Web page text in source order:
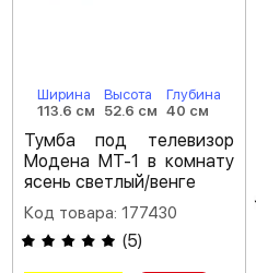
Ширина
113.6 см
Высота
52.6 см
Глубина
40 см
Тумба под телевизор
Модена МТ-1 в комнату
ясень светлый/венге
Код товара: 177430
(5)